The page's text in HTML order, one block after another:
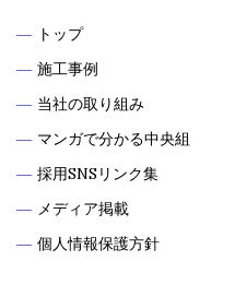
― トップ
― 施工事例
― 当社の取り組み
― マンガで分かる中央組
― 採用SNSリンク集
― メディア掲載
― 個人情報保護方針